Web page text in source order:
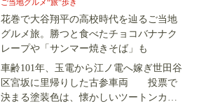
ご当地グルメ“旅”歩き
花巻で大谷翔平の高校時代を辿るご当地
グルメ旅。勝つと食べたチョコバナナク
レープや「サンマー焼きそば」も
車齢101年、玉電から江ノ電へ嫁ぎ世田谷
区宮坂に里帰りした古参車両 投票で
決まる塗装色は、懐かしいツートンカラ